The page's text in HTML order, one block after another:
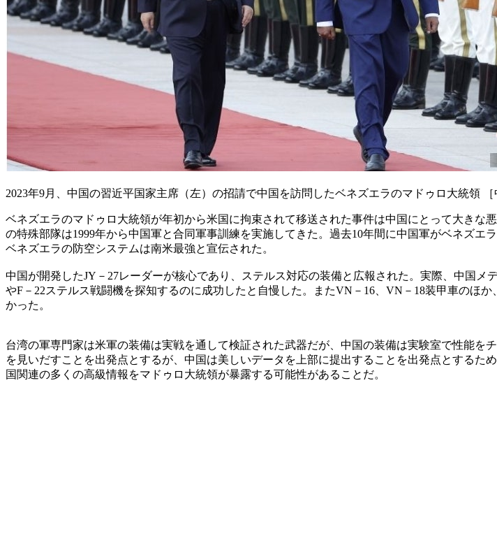
2023年9月、中国の習近平国家主席（左）の招請で中国を訪問したベネズエラのマドゥロ大統領 ［
ベネズエラのマドゥロ大統領が年初から米国に拘束されて移送された事件は中国にとって大き
の特殊部隊は1999年から中国軍と合同軍事訓練を実施してきた。過去10年間に中国軍がベネズ
ベネズエラの防空システムは南米最強と宣伝された。
中国が開発したJY－27レーダーが核心であり、ステルス対応の装備と広報された。実際、中国
やF－22ステルス戦闘機を探知するのに成功したと自慢した。またVN－16、VN－18装甲車のほ
かった。
台湾の軍専門家は米軍の装備は実戦を通して検証された武器だが、中国の装備は実験室で性能
を見いだすことを出発点とするが、中国は美しいデータを上部に提出することを出発点とする
国関連の多くの高級情報をマドゥロ大統領が暴露する可能性があることだ。